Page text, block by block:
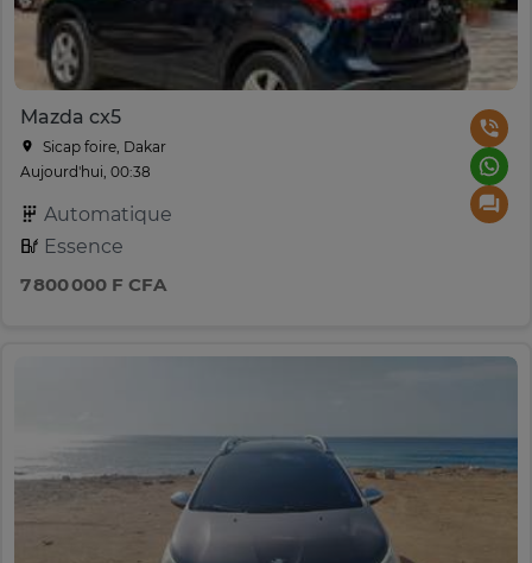
Mazda cx5
Sicap foire, Dakar
Aujourd'hui, 00:38
Automatique
Essence
7 800 000 F CFA